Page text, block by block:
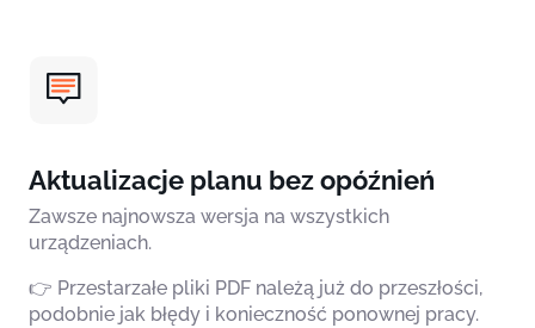
Aktualizacje planu bez opóźnień
Zawsze najnowsza wersja na wszystkich
urządzeniach.
👉 Przestarzałe pliki PDF należą już do przeszłości,
podobnie jak błędy i konieczność ponownej pracy.